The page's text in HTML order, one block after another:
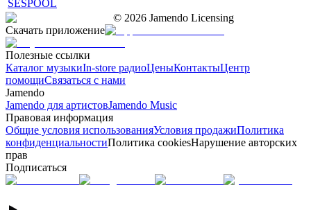
SESPOOL
© 2026 Jamendo Licensing
Скачать приложение
Полезные ссылки
Каталог музыкиIn-store радиоЦеныКонтактыЦентр
помощиСвязаться с нами
Jamendo
Jamendo для артистовJamendo Music
Правовая информация
Общие условия использованияУсловия продажиПолитика
конфиденциальностиПолитика cookiesНарушение авторских
прав
Подписаться